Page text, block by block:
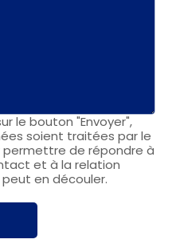
le bouton "Envoyer",
soient traitées par le
de répondre à
et à la relation
en découler.